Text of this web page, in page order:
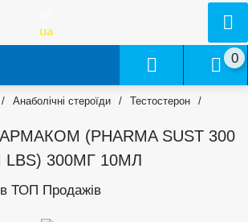
ua
0
/ Анаболічні стероїди / Тестостерон
/
(PHARMA SUST 300
LBS) 300МГ 10МЛ
ТОП Продажів